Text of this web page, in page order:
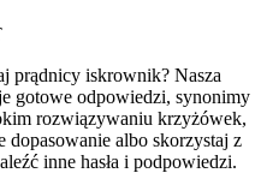
prądnicy iskrownik? Nasza
gotowe odpowiedzi, synonimy
rozwiązywaniu krzyżówek,
dopasowanie albo skorzystaj z
inne hasła i podpowiedzi.